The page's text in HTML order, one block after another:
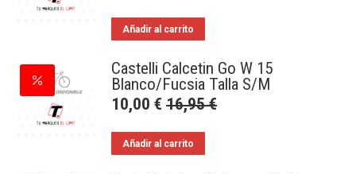
Añadir al carrito
Castelli Calcetin Go W 15
Blanco/Fucsia Talla S/M
10,00 € 16,95€
Añadir al carrito